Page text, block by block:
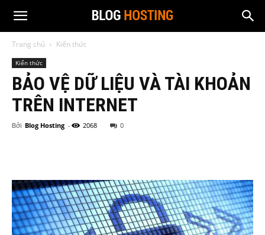
Trang chủ Kiến thức
Kiến thức
BẢO VỆ DỮ LIỆU VÀ TÀI KHOẢN
TRÊN INTERNET
Bởi Blog Hosting - 2068 0